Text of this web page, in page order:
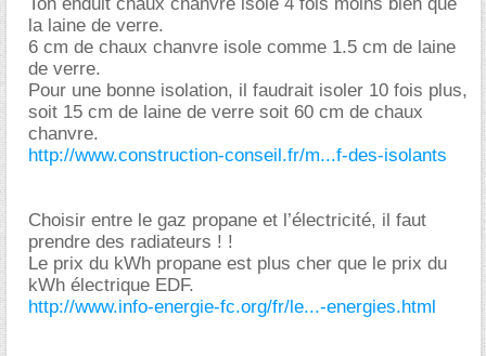
la laine de verre.
6 cm de chaux chanvre isole comme 1.5 cm de laine
de verre.
Pour une bonne isolation, il faudrait isoler 10 fois plus,
soit 15 cm de laine de verre soit 60 cm de chaux
chanvre.
http://www.construction-conseil.fr/m...f-des-isolants
Choisir entre le gaz propane et l’électricité, il faut
prendre des radiateurs ! !
Le prix du kWh propane est plus cher que le prix du
kWh électrique EDF.
http://www.info-energie-fc.org/fr/le...-energies.html